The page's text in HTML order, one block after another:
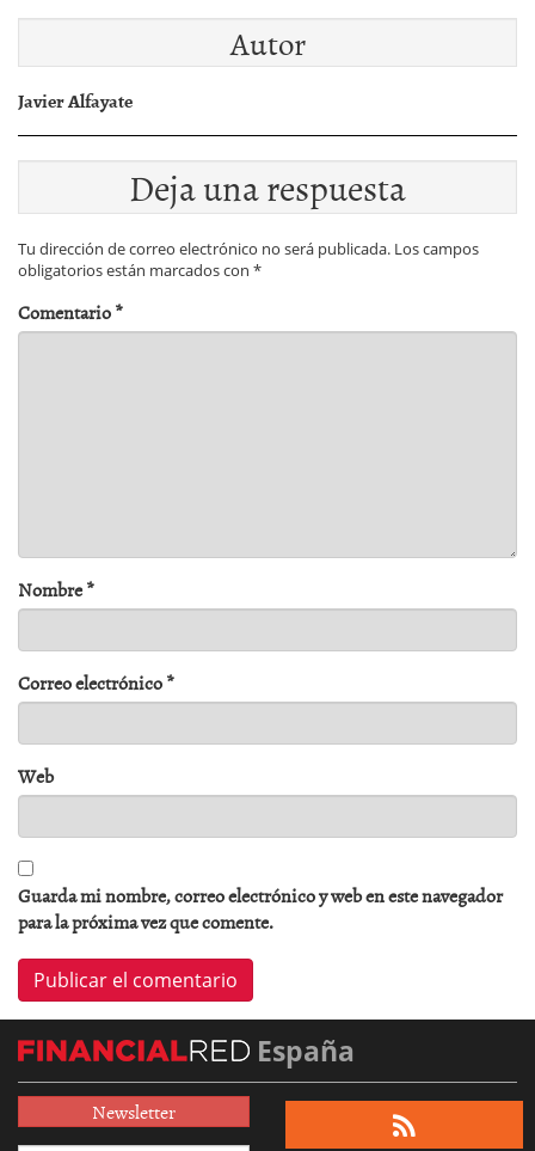
Autor
Javier Alfayate
Deja una respuesta
Tu dirección de correo electrónico no será publicada. Los campos
obligatorios están marcados con *
Comentario*
Nombre*
Correo electrónico*
Web
Guarda mi nombre, correo electrónico y web en este navegador
para la próxima vez que comente.
España
Newsletter